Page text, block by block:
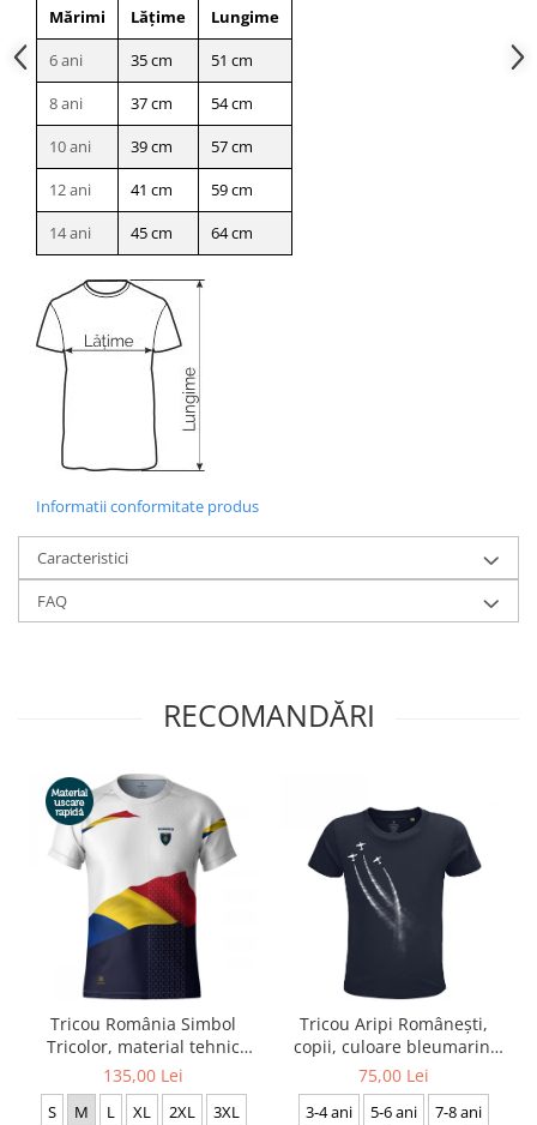
Mărimi Lățime
Lungime
6 ani
35 cm
51 cm
8 ani
37 cm
54 cm
10 ani
39 cm
57 cm
12 ani
41 cm
59 cm
14 ani
45 cm 64 cm
Informatii conformitate produs
Caracteristici
FAQ
RECOMANDĂRI
Tricou România Simbol
Tricolor, material tehnic
sport, bărbat, culoare albă,
CS27
135,00 Lei
S M L XL 2XL 3XL
Tricou Aripi Românești,
copii, culoare bleumarin,
CP71
75,00 Lei
3-4 ani 5-6 ani
7-8 ani